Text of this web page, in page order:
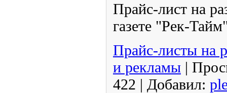
Прайс-лист на
газете "Рек-
Прайс-листы на
и рекламы |
422 | Добавил: